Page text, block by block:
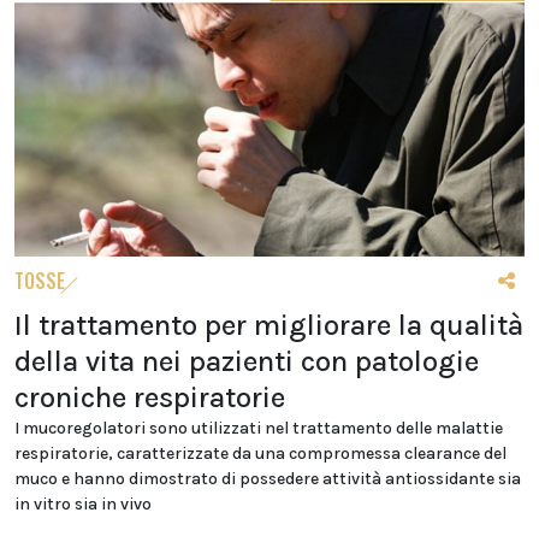
TOSSE
Il trattamento per migliorare la qualità
della vita nei pazienti con patologie
croniche respiratorie
I mucoregolatori sono utilizzati nel trattamento delle malattie
respiratorie, caratterizzate da una compromessa clearance del
muco e hanno dimostrato di possedere attività antiossidante sia
in vitro sia in vivo